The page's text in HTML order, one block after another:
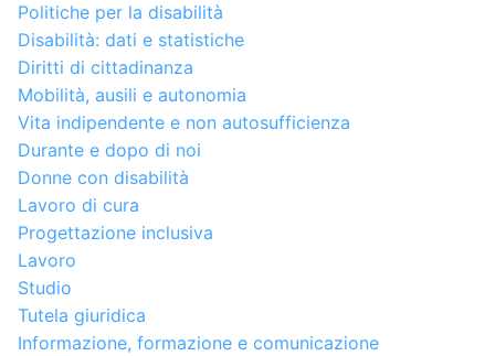
Politiche per la disabilità
Disabilità: dati e statistiche
Diritti di cittadinanza
Mobilità, ausili e autonomia
Vita indipendente e non autosufficienza
Durante e dopo di noi
Donne con disabilità
Lavoro di cura
Progettazione inclusiva
Lavoro
Studio
Tutela giuridica
Informazione, formazione e comunicazione